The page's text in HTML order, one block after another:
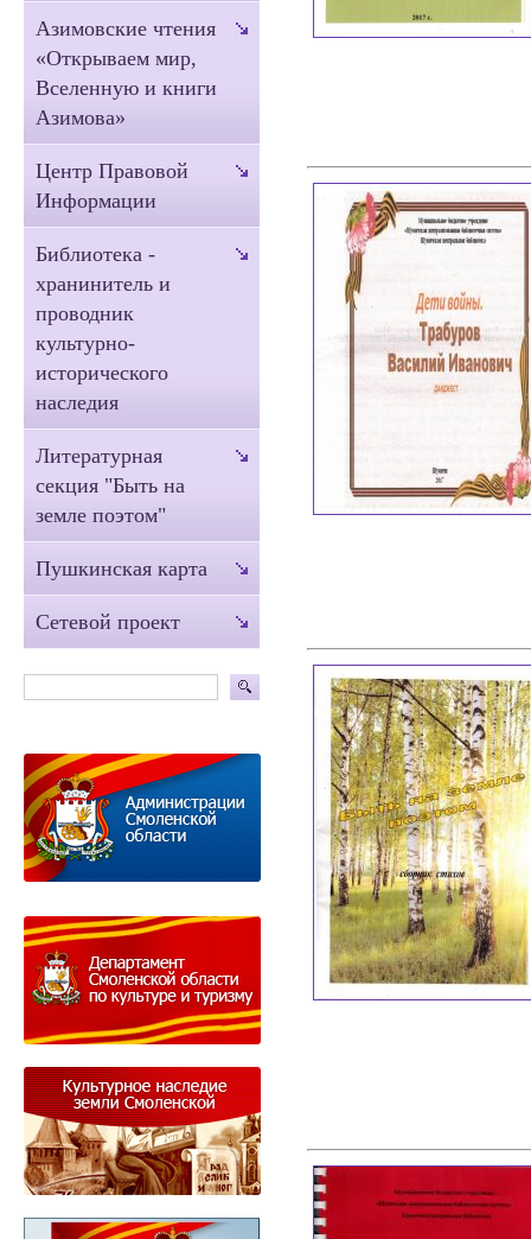
Азимовские чтения
«Открываем мир,
Вселенную и книги
Азимова»
Центр Правовой
Информации
Библиотека -
хранинитель и
проводник
культурно-
исторического
наследия
Литературная
секция "Быть на
земле поэтом"
Пушкинская карта
Сетевой проект